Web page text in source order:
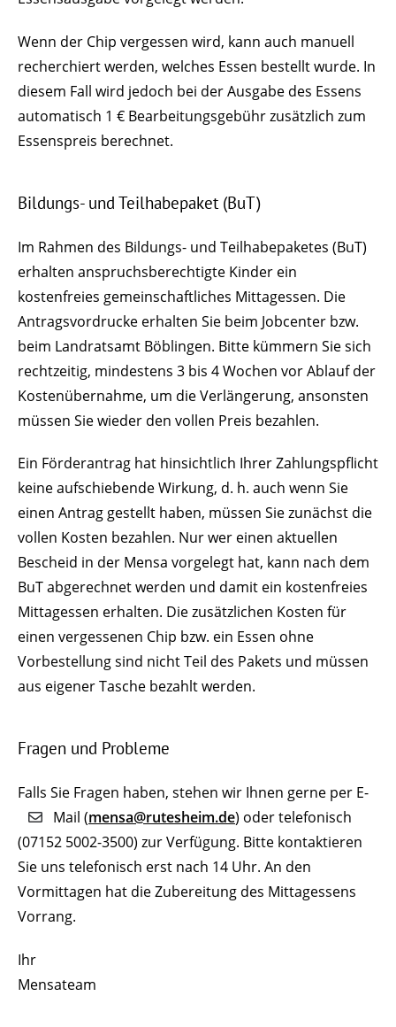
Wenn der Chip vergessen wird, kann auch manuell
recherchiert werden, welches Essen bestellt wurde. In
diesem Fall wird jedoch bei der Ausgabe des Essens
automatisch 1 € Bearbeitungsgebühr zusätzlich zum
Essenspreis berechnet.
Bildungs- und Teilhabepaket (BuT)
Im Rahmen des Bildungs- und Teilhabepaketes (BuT)
erhalten anspruchsberechtigte Kinder ein
kostenfreies gemeinschaftliches Mittagessen. Die
Antragsvordrucke erhalten Sie beim Jobcenter bzw.
beim Landratsamt Böblingen. Bitte kümmern Sie sich
rechtzeitig, mindestens 3 bis 4 Wochen vor Ablauf der
Kostenübernahme, um die Verlängerung, ansonsten
müssen Sie wieder den vollen Preis bezahlen.
Ein Förderantrag hat hinsichtlich Ihrer Zahlungspflicht
keine aufschiebende Wirkung, d. h. auch wenn Sie
einen Antrag gestellt haben, müssen Sie zunächst die
vollen Kosten bezahlen. Nur wer einen aktuellen
Bescheid in der Mensa vorgelegt hat, kann nach dem
BuT abgerechnet werden und damit ein kostenfreies
Mittagessen erhalten. Die zusätzlichen Kosten für
einen vergessenen Chip bzw. ein Essen ohne
Vorbestellung sind nicht Teil des Pakets und müssen
aus eigener Tasche bezahlt werden.
Fragen und Probleme
Falls Sie Fragen haben, stehen wir Ihnen gerne per E-
Mail (mensa@rutesheim.de) oder telefonisch
(07152 5002-3500) zur Verfügung. Bitte kontaktieren
Sie uns telefonisch erst nach 14 Uhr. An den
Vormittagen hat die Zubereitung des Mittagessens
Vorrang.
Ihr
Mensateam